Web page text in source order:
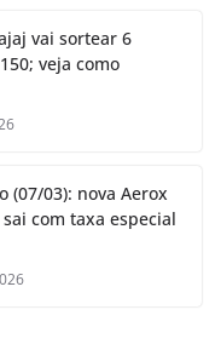
vai sortear 6
veja como
(07/03): nova Aerox
com taxa especial